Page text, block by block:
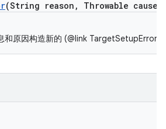
(String reason , Throwable cause
和原因构造新的 (@link TargetSetupError}